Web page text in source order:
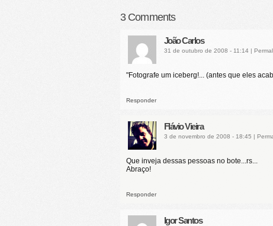
3Comments
João Carlos
31 de outubro de 2008 - 11:14 |
"Fotografe um iceberg!... (antes que eles
Responder
Flávio Vieira
3 de novembro de 2008 - 18:45 |
Que inveja dessas pessoas no bote...rs...
Abraço!
Responder
Igor Santos